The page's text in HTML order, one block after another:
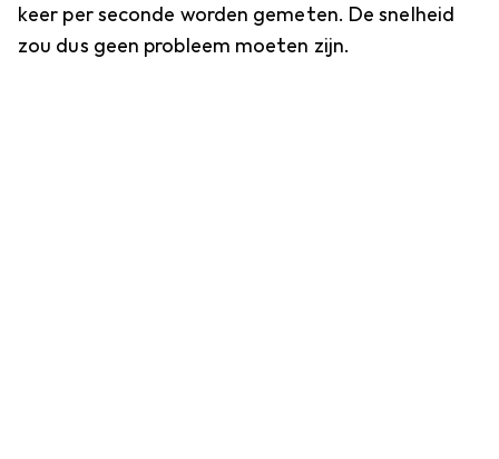
keer per seconde worden gemeten. De snelheid
zou dus geen probleem moeten zijn.